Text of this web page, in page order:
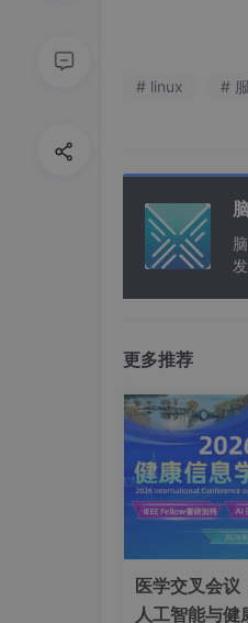
当物理内存（
SWP 用上
大量/持续
如果 swap
SWP 在哪
Swap 分
Swap 文
# linux #
更多推荐
医学交叉会
人工智能与健